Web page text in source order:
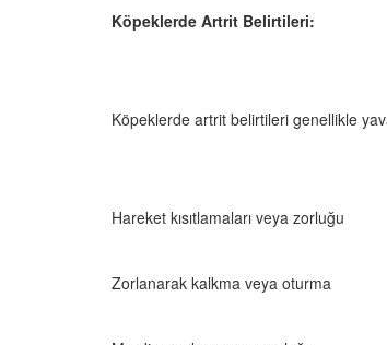
Köpeklerde Artrit Belirtileri:
Köpeklerde artrit belirtileri genellikle
Hareket kısıtlamaları veya zorluğu
Zorlanarak kalkma veya oturma